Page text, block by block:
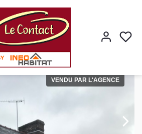
et-Vilaine
VENDU PAR L'AGENCE